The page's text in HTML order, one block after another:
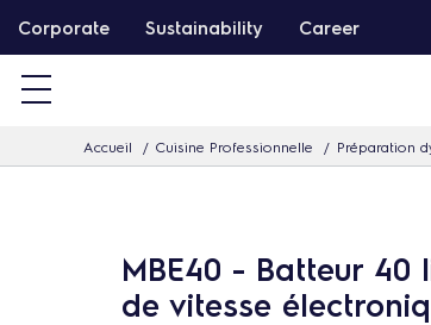
a
Corporate Sustainability Career
Accueil Cuisine Professionnelle Préparation
MBE40 - Batteur
de vitesse